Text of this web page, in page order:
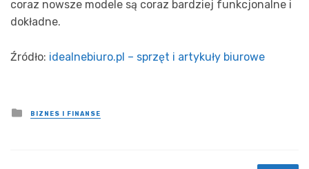
coraz nowsze modele są coraz bardziej funkcjonalne i
dokładne.
Źródło: idealnebiuro.pl – sprzęt i artykuły biurowe
Posted
in
BIZNES I FINANSE